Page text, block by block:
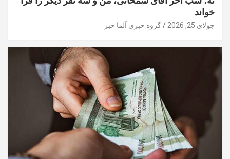
خواند
جولای 25, 2026 گروه خبری آلما خبر